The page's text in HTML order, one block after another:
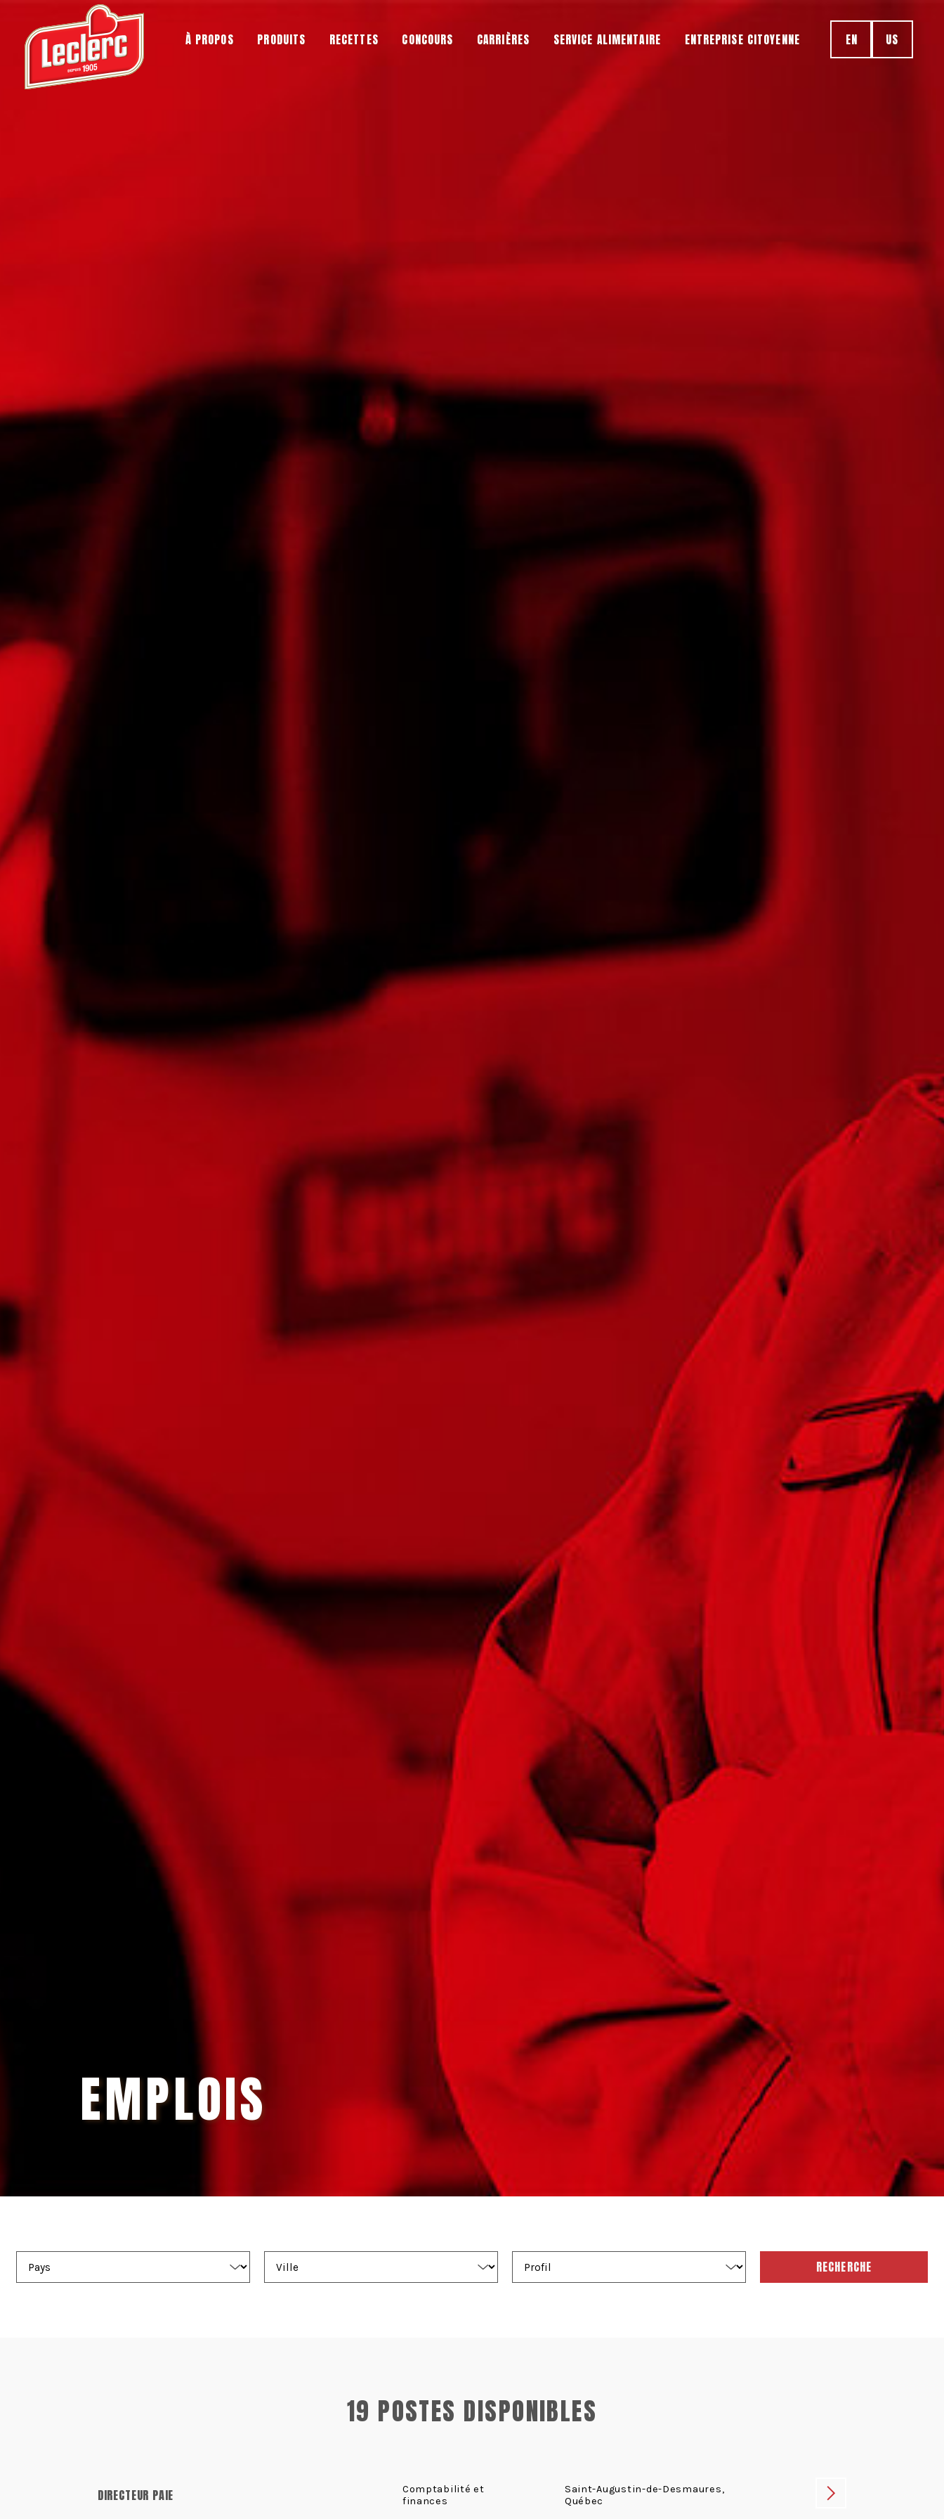
À PROPOS PRODUITS RECETTES CONCOURS CARRIÈRES SERVICE ALIMENTAIRE ENTREPRISE CITOYENNE EN US
EMPLOIS
RECHERCHE
19 POSTES DISPONIBLES
DIRECTEUR PAIE
Comptabilité et
finances
Saint-Augustin-de-Desmaures,
Québec